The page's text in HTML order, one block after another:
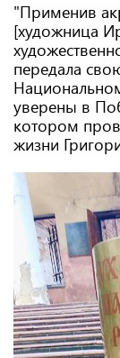
"Применив
[художница
передала
уверены в
котором
жизни